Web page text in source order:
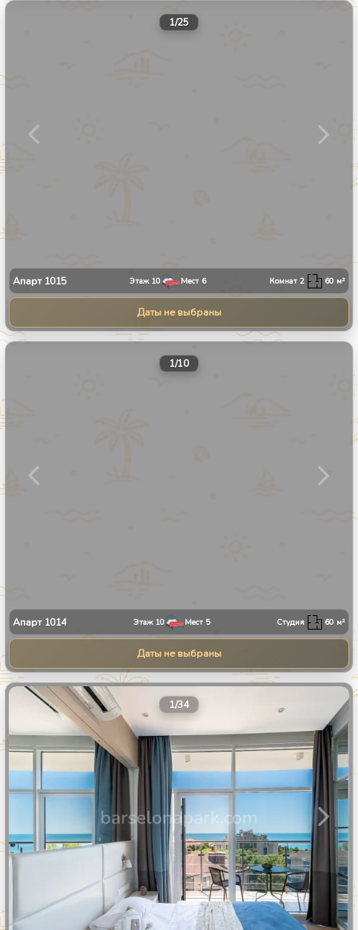
1/25
Апарт 1015 Этаж 10 Мест 6 Комнат2 60 м²
Даты не выбраны
1/10
Апарт 1014 Этаж 10 Мест 5 Студия 60 м²
Даты не выбраны
1/34